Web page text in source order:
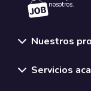
nosotros.
Nuestros
Servicios